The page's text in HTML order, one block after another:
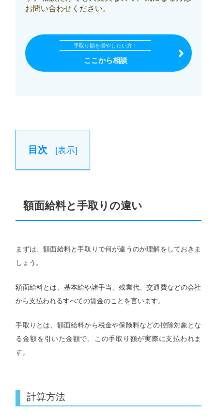
お問い合わせください。
手取り額を増やしたい方！
ここから相談
目次 [表示]
額面給料と手取りの違い
まずは、額面給料と手取りで何が違うのか理解をしておきま
しょう。
額面給料とは、基本給や諸手当、残業代、交通費などの会社
から支払われるすべての賃金のことを言います。
手取りとは、額面給料から税金や保険料などの控除対象とな
る金額を引いた金額で、この手取り額が実際に支払われま
す。
計算方法